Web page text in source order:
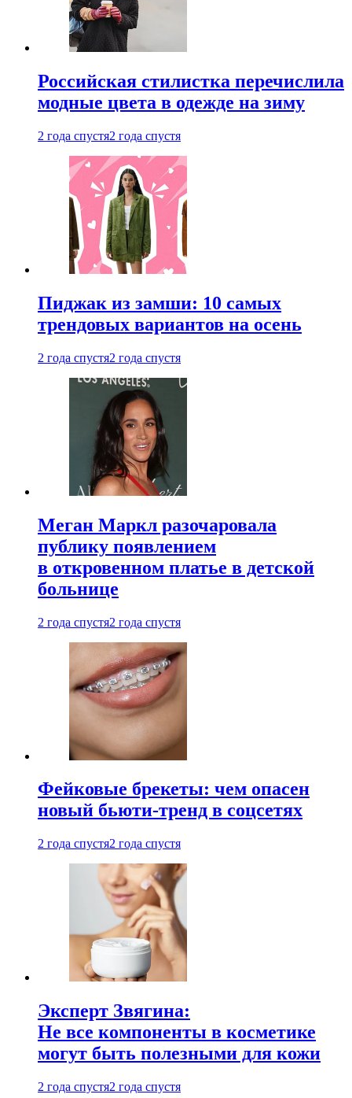
Российская стилистка перечислила
модные цвета в одежде на зиму
2 года спустя2 года спустя
Пиджак из замши: 10 самых
трендовых вариантов на осень
2 года спустя2 года спустя
Меган Маркл разочаровала
публику появлением
в откровенном платье в детской
больнице
2 года спустя2 года спустя
Фейковые брекеты: чем опасен
новый бьюти-тренд в соцсетях
2 года спустя2 года спустя
Эксперт Звягина:
Не все компоненты в косметике
могут быть полезными для кожи
2 года спустя2 года спустя